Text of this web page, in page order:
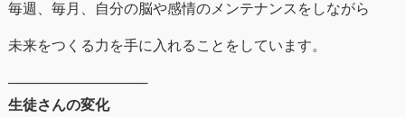
毎週、毎月、自分の脳や感情のメンテナンスをしながら
未来をつくる⼒を手に入れることをしています。
──────────────
生徒さんの変化